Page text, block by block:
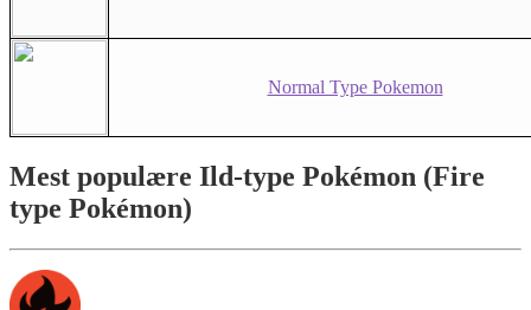
Normal Type Pokemon
Mest populære Ild‑type Pokémon (Fire
type Pokémon)